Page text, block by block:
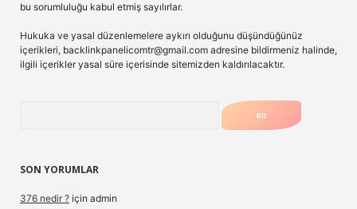
bu sorumluluğu kabul etmiş sayılırlar.
Hukuka ve yasal düzenlemelere aykırı olduğunu düşündüğünüz
içerikleri, backlinkpanelicomtr@gmail.com adresine bildirmeniz halinde,
ilgili içerikler yasal süre içerisinde sitemizden kaldırılacaktır.
SON YORUMLAR
376 nedir ? için admin